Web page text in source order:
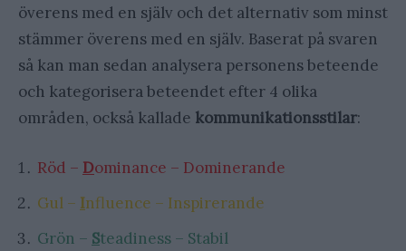
överens med en själv och det alternativ som minst
stämmer överens med en själv. Baserat på svaren
så kan man sedan analysera personens beteende
och kategorisera beteendet efter 4 olika
områden, också kallade kommunikationsstilar:
Röd – Dominance – Dominerande
Gul – Influence – Inspirerande
Grön – Steadiness – Stabil